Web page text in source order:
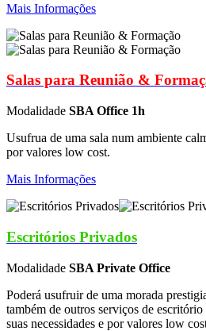
Mais Informações
Salas para Reunião &
Modalidade SBA Office 1h
Usufrua de uma sala num ambiente
por valores low cost.
Mais Informações
Escritórios Privados
Modalidade SBA Private Office
Poderá usufruir de uma morada
também de outros serviços de escritório
suas necessidades e por valores low